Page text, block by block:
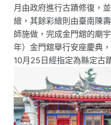
月由政府進行古蹟修復，
繪，其餘彩繪則由臺南陳
師施做，完成金門舘的廟
年）金門舘舉行安座慶典
10月25日經指定為縣定古